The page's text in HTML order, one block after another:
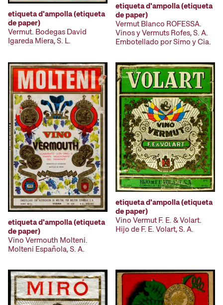
etiqueta d'ampolla (etiqueta
de paper)
Vermut. Bodegas David
Igareda Miera, S. L.
etiqueta d'ampolla (etiqueta
de paper)
Vermut Blanco ROFESSA.
Vinos y Vermuts Rofes, S. A.
Embotellado por Simo y Cia.
etiqueta d'ampolla (etiqueta
de paper)
Vino Vermouth Molteni.
Molteni Española, S. A.
etiqueta d'ampolla (etiqueta
de paper)
Vino Vermut F. E. & Volart.
Hijo de F. E. Volart, S. A.